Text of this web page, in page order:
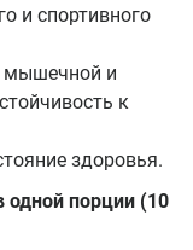
и спортивного
мышечной и
к
здоровья.
одной порции (10